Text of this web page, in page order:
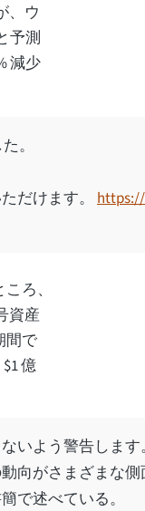
、ウ
予測
減少
。
だけます。
ろ、
資産
間で
億
いよう警告しま
向がさまざまな
で述べている。